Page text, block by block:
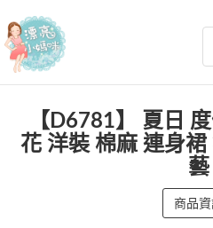
漂亮小媽咪
【D6781】 夏日
花 洋裝 棉麻 連身
藝
商品